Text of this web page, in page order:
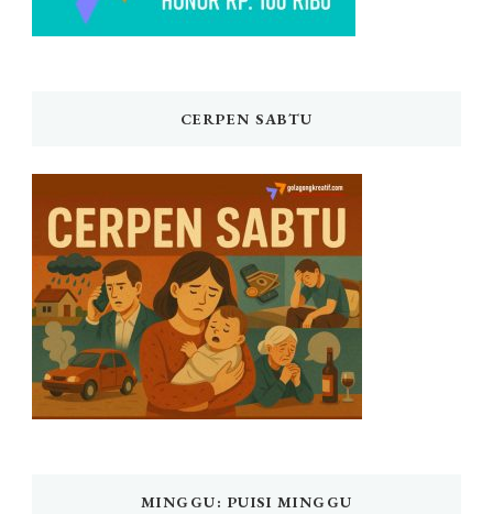
CERPEN SABTU
MINGGU: PUISI MINGGU